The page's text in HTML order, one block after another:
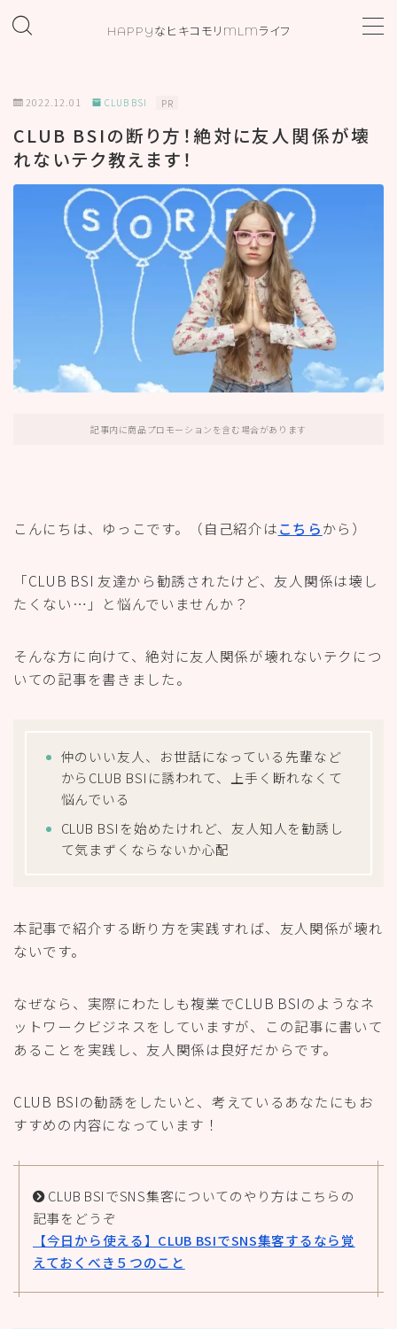
HAPPYなヒキコモリMLMライフ
プロフィール
お問い合わせ
カテゴリー
2022.12.01 CLUB BSI PR
CLUB BSIの断り方！絶対に友人関係が壊
れないテク教えます！
記事内に商品プロモーションを含む場合があります
こんにちは、ゆっこです。（自己紹介はこちらから）
「CLUB BSI 友達から勧誘されたけど、友人関係は壊し
たくない…」と悩んでいませんか？
そんな方に向けて、絶対に友人関係が壊れないテクにつ
いての記事を書きました。
仲のいい友人、お世話になっている先輩など
からCLUB BSIに誘われて、上手く断れなくて
悩んでいる
CLUB BSIを始めたけれど、友人知人を勧誘し
て気まずくならないか心配
本記事で紹介する断り方を実践すれば、友人関係が壊れ
ないです。
なぜなら、実際にわたしも複業でCLUB BSIのようなネ
ットワークビジネスをしていますが、この記事に書いて
あることを実践し、友人関係は良好だからです。
CLUB BSIの勧誘をしたいと、考えているあなたにもお
すすめの内容になっています！
CLUB BSIでSNS集客についてのやり方はこちらの
記事をどうぞ
【今日から使える】CLUB BSIでSNS集客するなら覚
えておくべき５つのこと